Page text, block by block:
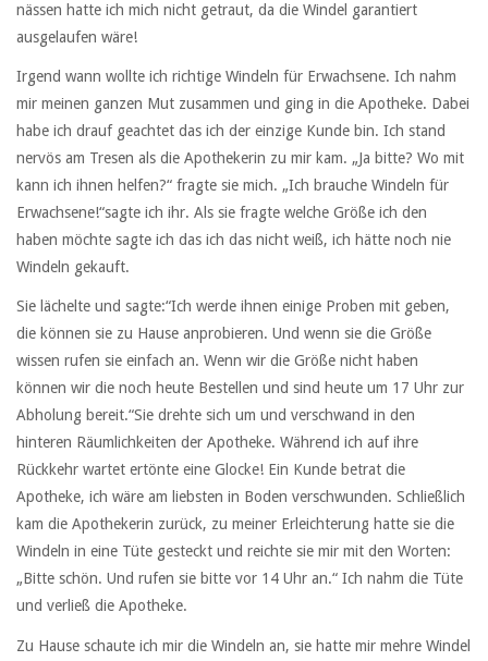
nässen hatte ich mich nicht getraut, da die Windel garantiert
ausgelaufen wäre!
Irgend wann wollte ich richtige Windeln für Erwachsene. Ich nahm
mir meinen ganzen Mut zusammen und ging in die Apotheke. Dabei
habe ich drauf geachtet das ich der einzige Kunde bin. Ich stand
nervös am Tresen als die Apothekerin zu mir kam. „Ja bitte? Wo mit
kann ich ihnen helfen?“ fragte sie mich. „Ich brauche Windeln für
Erwachsene!“sagte ich ihr. Als sie fragte welche Größe ich den
haben möchte sagte ich das ich das nicht weiß, ich hätte noch nie
Windeln gekauft.
Sie lächelte und sagte:“Ich werde ihnen einige Proben mit geben,
die können sie zu Hause anprobieren. Und wenn sie die Größe
wissen rufen sie einfach an. Wenn wir die Größe nicht haben
können wir die noch heute Bestellen und sind heute um 17 Uhr zur
Abholung bereit.“Sie drehte sich um und verschwand in den
hinteren Räumlichkeiten der Apotheke. Während ich auf ihre
Rückkehr wartet ertönte eine Glocke! Ein Kunde betrat die
Apotheke, ich wäre am liebsten in Boden verschwunden. Schließlich
kam die Apothekerin zurück, zu meiner Erleichterung hatte sie die
Windeln in eine Tüte gesteckt und reichte sie mir mit den Worten:
„Bitte schön. Und rufen sie bitte vor 14 Uhr an.“ Ich nahm die Tüte
und verließ die Apotheke.
Zu Hause schaute ich mir die Windeln an, sie hatte mir mehre Windel